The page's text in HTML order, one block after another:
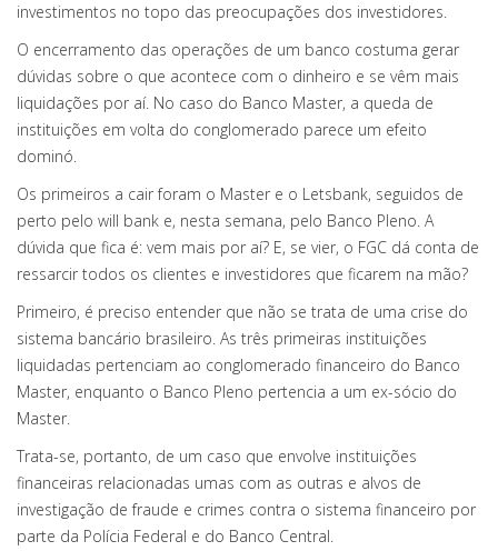
investimentos no topo das preocupações dos investidores.
O encerramento das operações de um banco costuma gerar
dúvidas sobre o que acontece com o dinheiro e se vêm mais
liquidações por aí. No caso do Banco Master, a queda de
instituições em volta do conglomerado parece um efeito
dominó.
Os primeiros a cair foram o Master e o Letsbank, seguidos de
perto pelo will bank e, nesta semana, pelo Banco Pleno. A
dúvida que fica é: vem mais por aí? E, se vier, o FGC dá conta de
ressarcir todos os clientes e investidores que ficarem na mão?
Primeiro, é preciso entender que não se trata de uma crise do
sistema bancário brasileiro. As três primeiras instituições
liquidadas pertenciam ao conglomerado financeiro do Banco
Master, enquanto o Banco Pleno pertencia a um ex-sócio do
Master.
Trata-se, portanto, de um caso que envolve instituições
financeiras relacionadas umas com as outras e alvos de
investigação de fraude e crimes contra o sistema financeiro por
parte da Polícia Federal e do Banco Central.